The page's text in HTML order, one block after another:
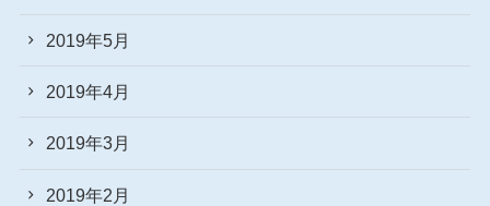
2019年5月
2019年4月
2019年3月
2019年2月